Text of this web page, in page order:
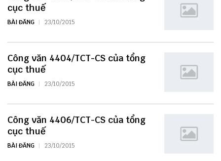
cục thuế
BÀI ĐĂNG 23/10/2015
Công văn 4404/TCT-CS của tổng
cục thuế
BÀI ĐĂNG 23/10/2015
Công văn 4406/TCT-CS của tổng
cục thuế
BÀI ĐĂNG 23/10/2015